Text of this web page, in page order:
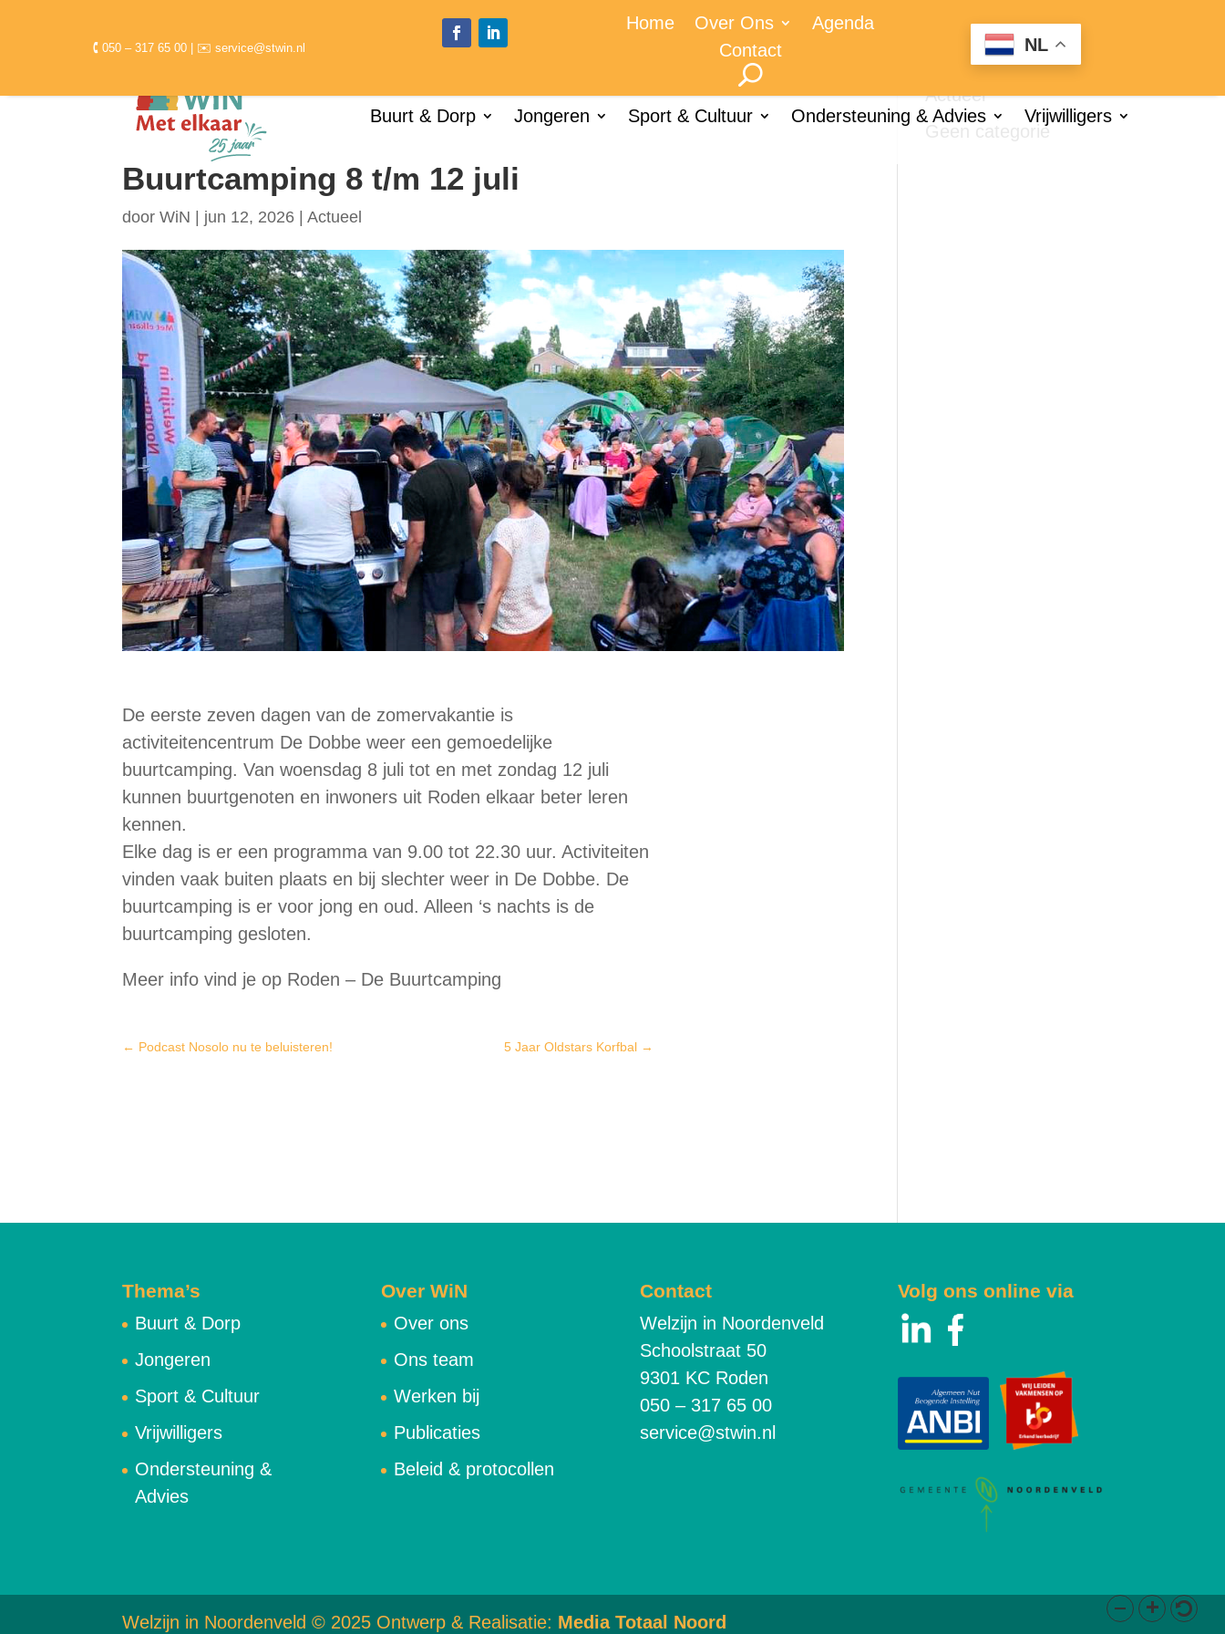
Buurt & Dorp Jongeren Sport & Cultuur Ondersteuning & Advies Vrijwilligers
🕻 050 – 317 65 00 | ✉ service@stwin.nl
Home Over Ons
Agenda
Contact
NL
Buurtcamping 8 t/m 12 juli
doorWiN jun 12, 2026 |Actueel
De eerste zeven dagen van de zomervakantie is
activiteitencentrum De Dobbe weer een gemoedelijke
buurtcamping. Van woensdag 8 juli tot en met zondag 12 juli
kunnen buurtgenoten en inwoners uit Roden elkaar beter leren
kennen.
Elke dag is er een programma van 9.00 tot 22.30 uur. Activiteiten
vinden vaak buiten plaats en bij slechter weer in De Dobbe. De
buurtcamping is er voor jong en oud. Alleen ‘s nachts is de
buurtcamping gesloten.
Meer info vind je op Roden – De Buurtcamping
← Podcast Nosolo nu te beluisteren! 5 Jaar Oldstars Korfbal →
Categorieën
Actueel
Geen categorie
Thema’s
Buurt & Dorp
Jongeren
Sport & Cultuur
Vrijwilligers
Ondersteuning &
Advies
Over WiN
Over ons
Ons team
Werken bij
Publicaties
Beleid & protocollen
Contact
Welzijn in Noordenveld
Schoolstraat 50
9301 KC Roden
050 – 317 65 00
service@stwin.nl
Volg ons online via
Welzijn in Noordenveld © 2025 Ontwerp & Realisatie: Media Totaal Noord